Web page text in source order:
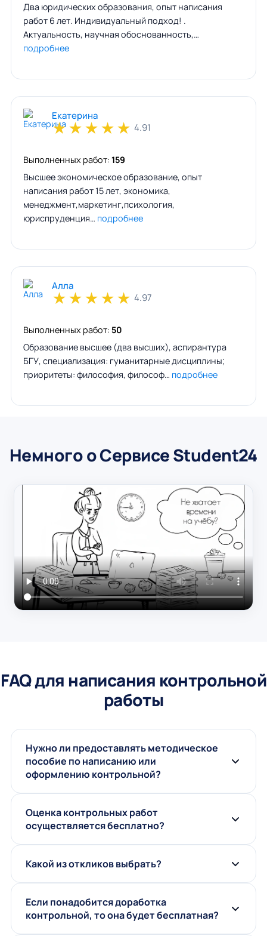
Два юридических образования, опыт написания
работ 6 лет. Индивидуальный подход! .
Актуальность, научная обоснованность,…
подробнее
Екатерина
★★★★★ 4.91
Выполненных работ: 159
Высшее экономическое образование, опыт
написания работ 15 лет, экономика,
менеджмент,маркетинг,психология,
юриспруденция… подробнее
Алла
★★★★★ 4.97
Выполненных работ: 50
Образование высшее (два высших), аспирантура
БГУ, специализация: гуманитарные дисциплины;
приоритеты: философия, философ… подробнее
Немного о Сервисе Student24
FAQ для написания контрольной
работы
Нужно ли предоставлять методическое
пособие по написанию или
оформлению контрольной?
Оценка контрольных работ
осуществляется бесплатно?
Какой из откликов выбрать?
Если понадобится доработка
контрольной, то она будет бесплатная?